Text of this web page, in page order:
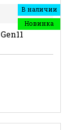
В наличии
Новинка